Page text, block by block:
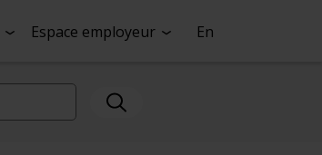
Espace employeur En